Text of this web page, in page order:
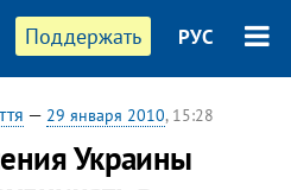
Поддержать РУС
— 29 января 2010, 15:28
Украины